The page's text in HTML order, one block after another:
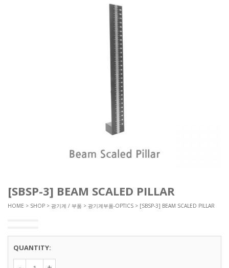
[SBSP-3] BEAM SCALED PILLAR
HOME > SHOP > 광기계 / 부품 > 광기계부품-OPTICS > [SBSP-3] BEAM SCALED PILLAR
QUANTITY: